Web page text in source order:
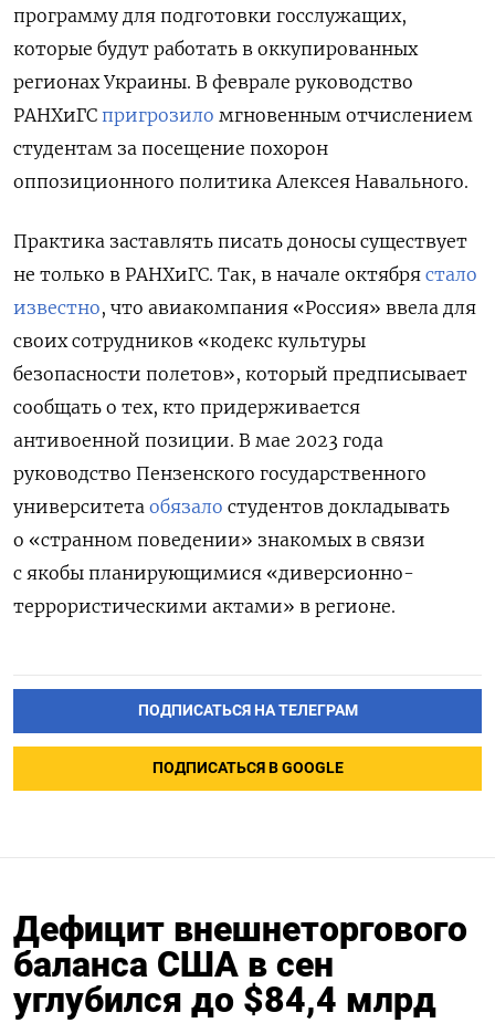
программу для подготовки госслужащих,
которые будут работать в оккупированных
регионах Украины. В феврале руководство
РАНХиГС пригрозило мгновенным отчислением
студентам за посещение похорон
оппозиционного политика Алексея Навального.
Практика заставлять писать доносы существует
не только в РАНХиГС. Так, в начале октября стало
известно, что авиакомпания «Россия» ввела для
своих сотрудников «кодекс культуры
безопасности полетов», который предписывает
сообщать о тех, кто придерживается
антивоенной позиции. В мае 2023 года
руководство Пензенского государственного
университета обязало студентов докладывать
о «странном поведении» знакомых в связи
с якобы планирующимися «диверсионно-
террористическими актами» в регионе.
ПОДПИСАТЬСЯ НА ТЕЛЕГРАМ
ПОДПИСАТЬСЯ В GOOGLE
Дефицит внешнеторгового
баланса США в сен
углубился до $84,4 млрд